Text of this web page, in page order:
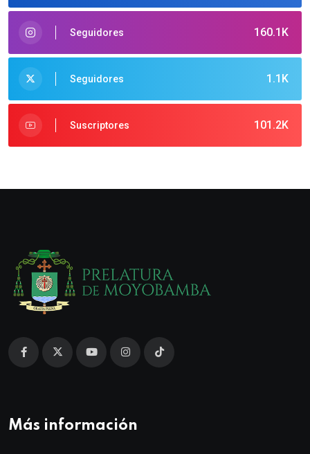
160.1K
Seguidores
1.1K
Seguidores
101.2K
Suscriptores
Más información